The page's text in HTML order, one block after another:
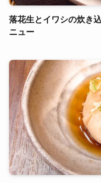
落花生とイワシの炊き
ニュー